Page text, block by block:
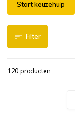
Start keuzehulp
Filter
120 producten